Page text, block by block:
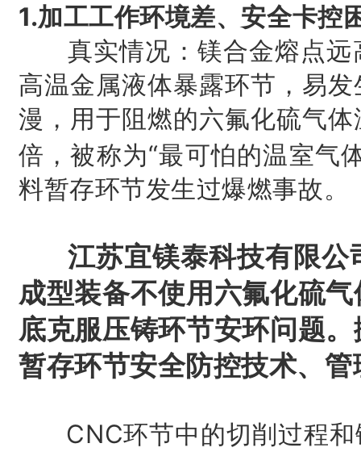
1.加工工作环境差、安全卡控
真实情况：镁合金熔点
高温金属液体暴露环节，易
漫，用于阻燃的六氟化硫气
倍，被称为“最可怕的温室气
料暂存环节发生过爆燃事故。
江苏宜镁泰科技有限
成型装备不使用六氟化硫
底克服压铸环节安环问题
暂存环节安全防控技术、
CNC环节中的切削过程和